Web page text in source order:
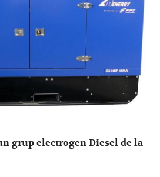
grup electrogen Diesel de la